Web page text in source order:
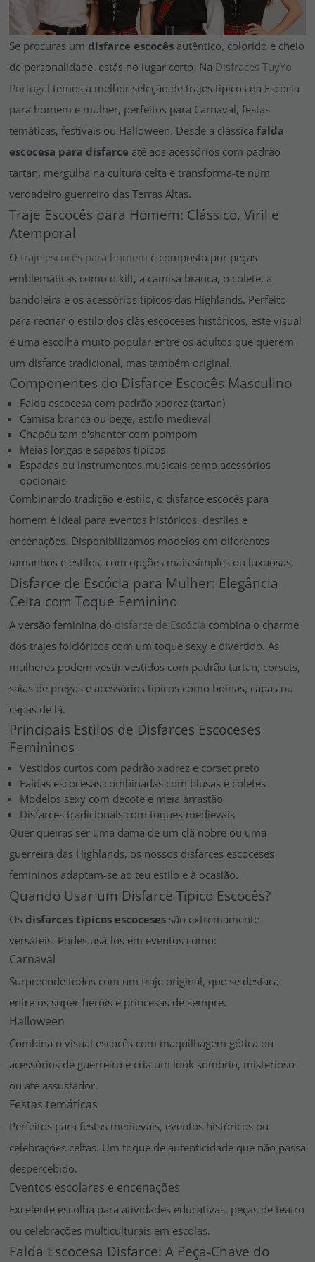
Vá em frente! Estávamos esperando por você.
CRIAR CONTA
Se procuras um disfarce escocês autêntico, colorido e cheio
de personalidade, estás no lugar certo. Na Disfraces TuyYo
Portugal temos a melhor seleção de trajes típicos da Escócia
para homem e mulher, perfeitos para Carnaval, festas
temáticas, festivais ou Halloween. Desde a clássica falda
escocesa para disfarce até aos acessórios com padrão
tartan, mergulha na cultura celta e transforma-te num
verdadeiro guerreiro das Terras Altas.
Traje Escocês para Homem: Clássico, Viril e
Atemporal
O traje escocês para homem é composto por peças
emblemáticas como o kilt, a camisa branca, o colete, a
bandoleira e os acessórios típicos das Highlands. Perfeito
para recriar o estilo dos clãs escoceses históricos, este visual
é uma escolha muito popular entre os adultos que querem
um disfarce tradicional, mas também original.
Componentes do Disfarce Escocês Masculino
Falda escocesa com padrão xadrez (tartan)
Camisa branca ou bege, estilo medieval
Chapéu tam o'shanter com pompom
Meias longas e sapatos típicos
Espadas ou instrumentos musicais como acessórios
opcionais
Combinando tradição e estilo, o disfarce escocês para
homem é ideal para eventos históricos, desfiles e
encenações. Disponibilizamos modelos em diferentes
tamanhos e estilos, com opções mais simples ou luxuosas.
Disfarce de Escócia para Mulher: Elegância
Celta com Toque Feminino
A versão feminina do disfarce de Escócia combina o charme
dos trajes folclóricos com um toque sexy e divertido. As
mulheres podem vestir vestidos com padrão tartan, corsets,
saias de pregas e acessórios típicos como boinas, capas ou
capas de lã.
Principais Estilos de Disfarces Escoceses
Femininos
Vestidos curtos com padrão xadrez e corset preto
Faldas escocesas combinadas com blusas e coletes
Modelos sexy com decote e meia arrastão
Disfarces tradicionais com toques medievais
Quer queiras ser uma dama de um clã nobre ou uma
guerreira das Highlands, os nossos disfarces escoceses
femininos adaptam-se ao teu estilo e à ocasião.
Quando Usar um Disfarce Típico Escocês?
Os disfarces típicos escoceses são extremamente
versáteis. Podes usá-los em eventos como:
Carnaval
Surpreende todos com um traje original, que se destaca
entre os super-heróis e princesas de sempre.
Halloween
Combina o visual escocês com maquilhagem gótica ou
acessórios de guerreiro e cria um look sombrio, misterioso
ou até assustador.
Festas temáticas
Perfeitos para festas medievais, eventos históricos ou
celebrações celtas. Um toque de autenticidade que não passa
despercebido.
Eventos escolares e encenações
Excelente escolha para atividades educativas, peças de teatro
ou celebrações multiculturais em escolas.
Falda Escocesa Disfarce: A Peça-Chave do